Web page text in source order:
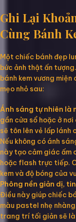
Ghi Lại
Cùng Bánh
Một chiếc bánh đẹp
bức ảnh thật ấn
bánh kem vương
mẹo nhỏ sau:
Ánh sáng tự nhiên là
gần cửa sổ hoặc ở nơi
sẽ tôn lên vẻ lấp lánh
Nếu không có ánh
này tạo cảm giác ấm
hoặc flash trực tiếp.
kem và độ bóng của
Phông nền giản dị,
Điều này giúp chiếc
màu pastel nhẹ
trang trí tối giản sẽ là